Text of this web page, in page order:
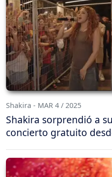
Shakira - MAR 4 / 2025
Shakira sorprendió a
concierto gratuito